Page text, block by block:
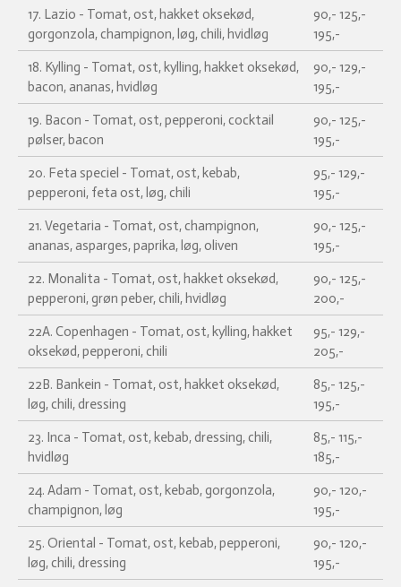
17. Lazio - Tomat, ost, hakket oksekød,
gorgonzola, champignon, løg, chili, hvidløg
90,- 125,-
195,-
18. Kylling - Tomat, ost, kylling, hakket oksekød,
bacon, ananas, hvidløg
90,- 129,-
195,-
19. Bacon - Tomat, ost, pepperoni, cocktail
pølser, bacon
90,- 125,-
195,-
20. Feta speciel - Tomat, ost, kebab,
pepperoni, feta ost, løg, chili
95,- 129,-
195,-
21. Vegetaria - Tomat, ost, champignon,
ananas, asparges, paprika, løg, oliven
90,- 125,-
195,-
22. Monalita - Tomat, ost, hakket oksekød,
pepperoni, grøn peber, chili, hvidløg
90,- 125,-
200,-
22A. Copenhagen - Tomat, ost, kylling, hakket
oksekød, pepperoni, chili
95,- 129,-
205,-
22B. Bankein - Tomat, ost, hakket oksekød,
løg, chili, dressing
85,- 125,-
195,-
23. Inca - Tomat, ost, kebab, dressing, chili,
hvidløg
85,- 115,-
185,-
24. Adam - Tomat, ost, kebab, gorgonzola,
champignon, løg
90,- 120,-
195,-
25. Oriental - Tomat, ost, kebab, pepperoni,
løg, chili, dressing
90,- 120,-
195,-